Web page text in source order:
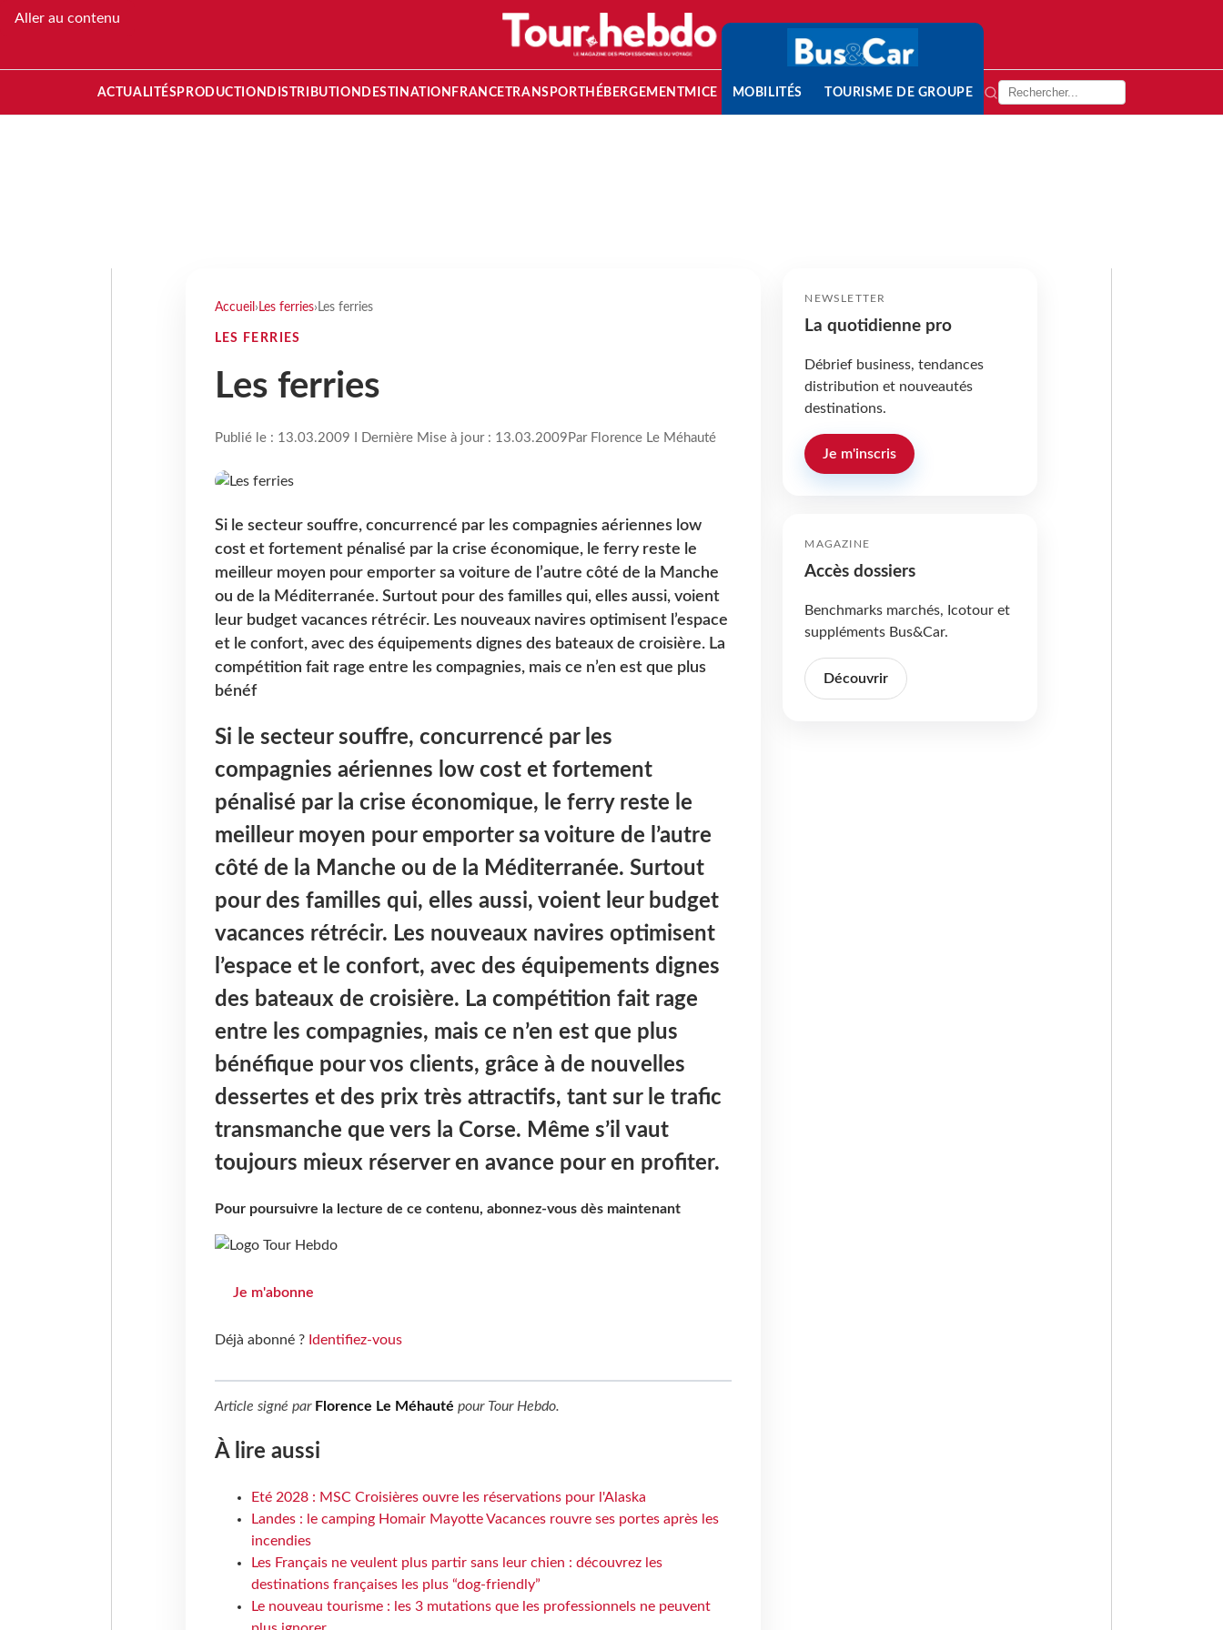
Aller au contenu
ACTUALITÉS PRODUCTION DISTRIBUTION DESTINATION FRANCETRANSPORT HÉBERGEMENTMICE MOBILITÉS TOURISME DE GROUPE
Accueil › Les ferries› Les ferries
LES FERRIES
Les ferries
Publié le : 13.03.2009 I Dernière Mise à jour : 13.03.2009 Par Florence Le Méhauté
Si le secteur souffre, concurrencé par les compagnies aériennes low
cost et fortement pénalisé par la crise économique, le ferry reste le
meilleur moyen pour emporter sa voiture de l’autre côté de la Manche
ou de la Méditerranée. Surtout pour des familles qui, elles aussi, voient
leur budget vacances rétrécir. Les nouveaux navires optimisent l’espace
et le confort, avec des équipements dignes des bateaux de croisière. La
compétition fait rage entre les compagnies, mais ce n’en est que plus
bénéf
Si le secteur souffre, concurrencé par les
compagnies aériennes low cost et fortement
pénalisé par la crise économique, le ferry reste le
meilleur moyen pour emporter sa voiture de l’autre
côté de la Manche ou de la Méditerranée. Surtout
pour des familles qui, elles aussi, voient leur budget
vacances rétrécir. Les nouveaux navires optimisent
l’espace et le confort, avec des équipements dignes
des bateaux de croisière. La compétition fait rage
entre les compagnies, mais ce n’en est que plus
bénéfique pour vos clients, grâce à de nouvelles
dessertes et des prix très attractifs, tant sur le trafic
transmanche que vers la Corse. Même s’il vaut
toujours mieux réserver en avance pour en profiter.
Pour poursuivre la lecture de ce contenu, abonnez-vous dès maintenant
Je m'abonne
Déjà abonné ? Identifiez-vous
Article signé par Florence Le Méhauté pour Tour Hebdo.
À lire aussi
Eté 2028 : MSC Croisières ouvre les réservations pour l'Alaska
Landes : le camping Homair Mayotte Vacances rouvre ses portes après les
incendies
Les Français ne veulent plus partir sans leur chien : découvrez les
destinations françaises les plus “dog-friendly”
Le nouveau tourisme : les 3 mutations que les professionnels ne peuvent
NEWSLETTER
La quotidienne pro
Débrief business, tendances
distribution et nouveautés
destinations.
Je m'inscris
MAGAZINE
Accès dossiers
Benchmarks marchés, Icotour et
suppléments Bus&Car.
Découvrir